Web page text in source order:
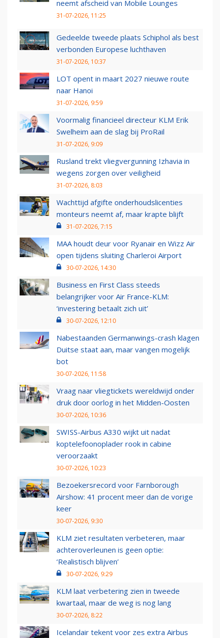
neemt afscheid van Mobile Lounges
31-07-2026, 11:25
Gedeelde tweede plaats Schiphol als best
verbonden Europese luchthaven
31-07-2026, 10:37
LOT opent in maart 2027 nieuwe route
naar Hanoi
31-07-2026, 9:59
Voormalig financieel directeur KLM Erik
Swelheim aan de slag bij ProRail
31-07-2026, 9:09
Rusland trekt vliegvergunning Izhavia in
wegens zorgen over veiligheid
31-07-2026, 8:03
Wachttijd afgifte onderhoudslicenties
monteurs neemt af, maar krapte blijft
31-07-2026, 7:15
MAA houdt deur voor Ryanair en Wizz Air
open tijdens sluiting Charleroi Airport
30-07-2026, 14:30
Business en First Class steeds
belangrijker voor Air France-KLM:
‘investering betaalt zich uit’
30-07-2026, 12:10
Nabestaanden Germanwings-crash klagen
Duitse staat aan, maar vangen mogelijk
bot
30-07-2026, 11:58
Vraag naar vliegtickets wereldwijd onder
druk door oorlog in het Midden-Oosten
30-07-2026, 10:36
SWISS-Airbus A330 wijkt uit nadat
koptelefoonoplader rook in cabine
veroorzaakt
30-07-2026, 10:23
Bezoekersrecord voor Farnborough
Airshow: 41 procent meer dan de vorige
keer
30-07-2026, 9:30
KLM ziet resultaten verbeteren, maar
achteroverleunen is geen optie:
‘Realistisch blijven’
30-07-2026, 9:29
KLM laat verbetering zien in tweede
kwartaal, maar de weg is nog lang
30-07-2026, 8:22
Icelandair tekent voor zes extra Airbus